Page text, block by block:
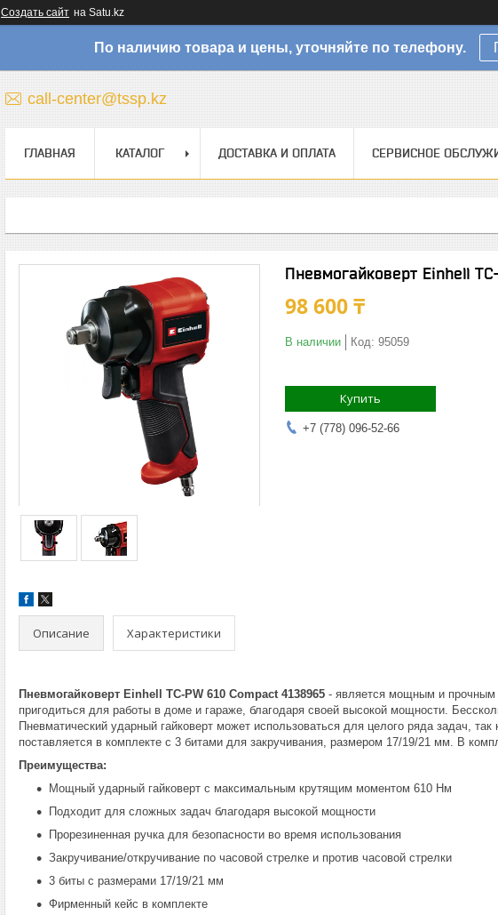
Создать сайт на Satu.kz
По наличию товара и цены, уточняйте по телефону.
call-center@tssp.kz
ГЛАВНАЯ КАТАЛОГ ДОСТАВКА И ОПЛАТА СЕРВИСНОЕ
Пневмогайковерт Einhell
98 600 ₸
В наличии Код: 95059
Купить
+7 (778) 096-52-66
Описание Характеристики
Пневмогайковерт Einhell TC-PW 610 Compact 4138965 - является мощным и
пригодиться для работы в доме и гараже, благодаря своей высокой мощности.
Пневматический ударный гайковерт может использоваться для целого ряда задач,
поставляется в комплекте с 3 битами для закручивания, размером 17/19/21 мм. В
Преимущества:
Мощный ударный гайковерт с максимальным крутящим моментом 610 Нм
Подходит для сложных задач благодаря высокой мощности
Прорезиненная ручка для безопасности во время использования
Закручивание/откручивание по часовой стрелке и против часовой стрелки
3 биты с размерами 17/19/21 мм
Фирменный кейс в комплекте